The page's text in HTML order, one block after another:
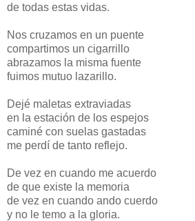
de todas estas vidas.
Nos cruzamos en un puente
compartimos un cigarrillo
abrazamos la misma fuente
fuimos mutuo lazarillo.
Dejé maletas extraviadas
en la estación de los espejos
caminé con suelas gastadas
me perdí de tanto reflejo.
De vez en cuando me acuerdo
de que existe la memoria
de vez en cuando ando cuerdo
y no le temo a la gloria.